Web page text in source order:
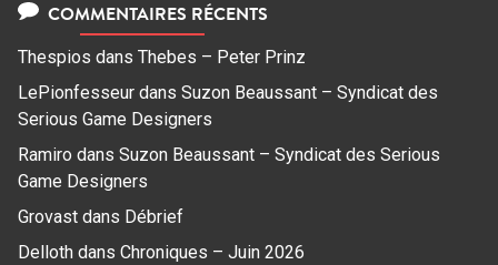
COMMENTAIRES RÉCENTS
Thespios dans Thebes – Peter Prinz
LePionfesseur dans Suzon Beaussant – Syndicat des
Serious Game Designers
Ramiro dans Suzon Beaussant – Syndicat des Serious
Game Designers
Grovast dans Débrief
Delloth dans Chroniques – Juin 2026